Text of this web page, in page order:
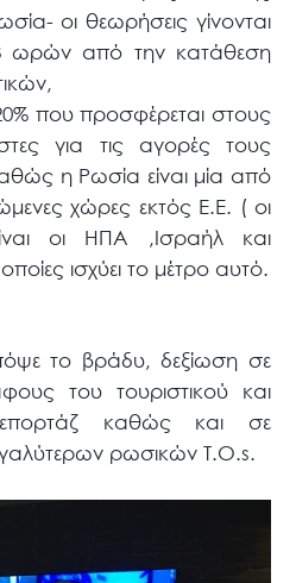
οι θεωρήσεις γίνονται
ωρών από την κατάθεση
που προσφέρεται στους
για τις αγορές τους
η Ρωσία είναι μία από
χώρες εκτός Ε.Ε. ( οι
οι ΗΠΑ ,Ισραήλ και
ισχύει το μέτρο αυτό.
το βράδυ, δεξίωση σε
του τουριστικού και
καθώς και σε
ρωσικών Τ.Ο.s.